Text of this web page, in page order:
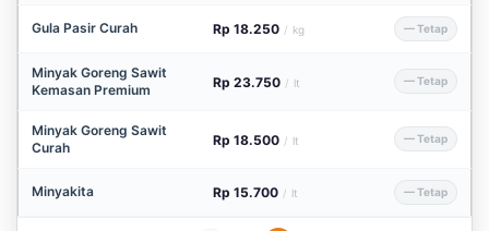
Gula Pasir Curah Rp 18.250 / kg — Tetap
Minyak Goreng Sawit
Kemasan Premium
Rp 23.750 / lt — Tetap
Minyak Goreng Sawit
Curah
Rp 18.500 / lt — Tetap
Minyakita Rp 15.700 / lt — Tetap